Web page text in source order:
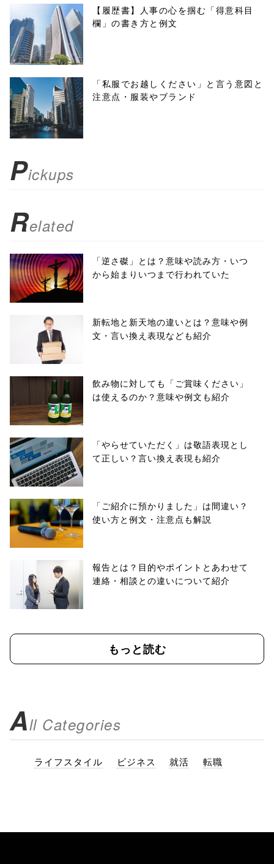
f, 'Gwindow',
'width=550,
height=450,
menubar=no,
toolbar=no,
scrollbars=yes'
false;"> シェア
【履歴書】人事の心を掴む「得意科目
欄」の書き方と例文
「私服でお越しください」と言う意図と
注意点・服装やブランド
Pickups
Related
「逆さ磔」とは？意味や読み方・いつ
から始まりいつまで行われていた
新転地と新天地の違いとは？意味や例
文・言い換え表現なども紹介
飲み物に対しても「ご賞味ください」
は使えるのか？意味や例文も紹介
「やらせていただく」は敬語表現とし
て正しい？言い換え表現も紹介
「ご紹介に預かりました」は間違い？
使い方と例文・注意点も解説
報告とは？目的やポイントとあわせて
連絡・相談との違いについて紹介
もっと読む
All Categories
ライフスタイル ビジネス 就活 転職